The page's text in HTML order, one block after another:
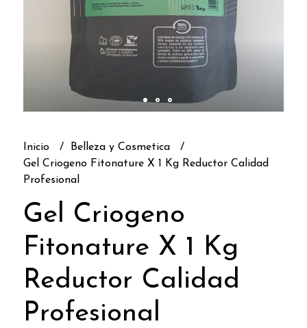
Inicio
Belleza y Cosmetica
Gel Criogeno Fitonature X 1 Kg Reductor Calidad
Profesional
Gel Criogeno
Fitonature X 1 Kg
Reductor Calidad
Profesional